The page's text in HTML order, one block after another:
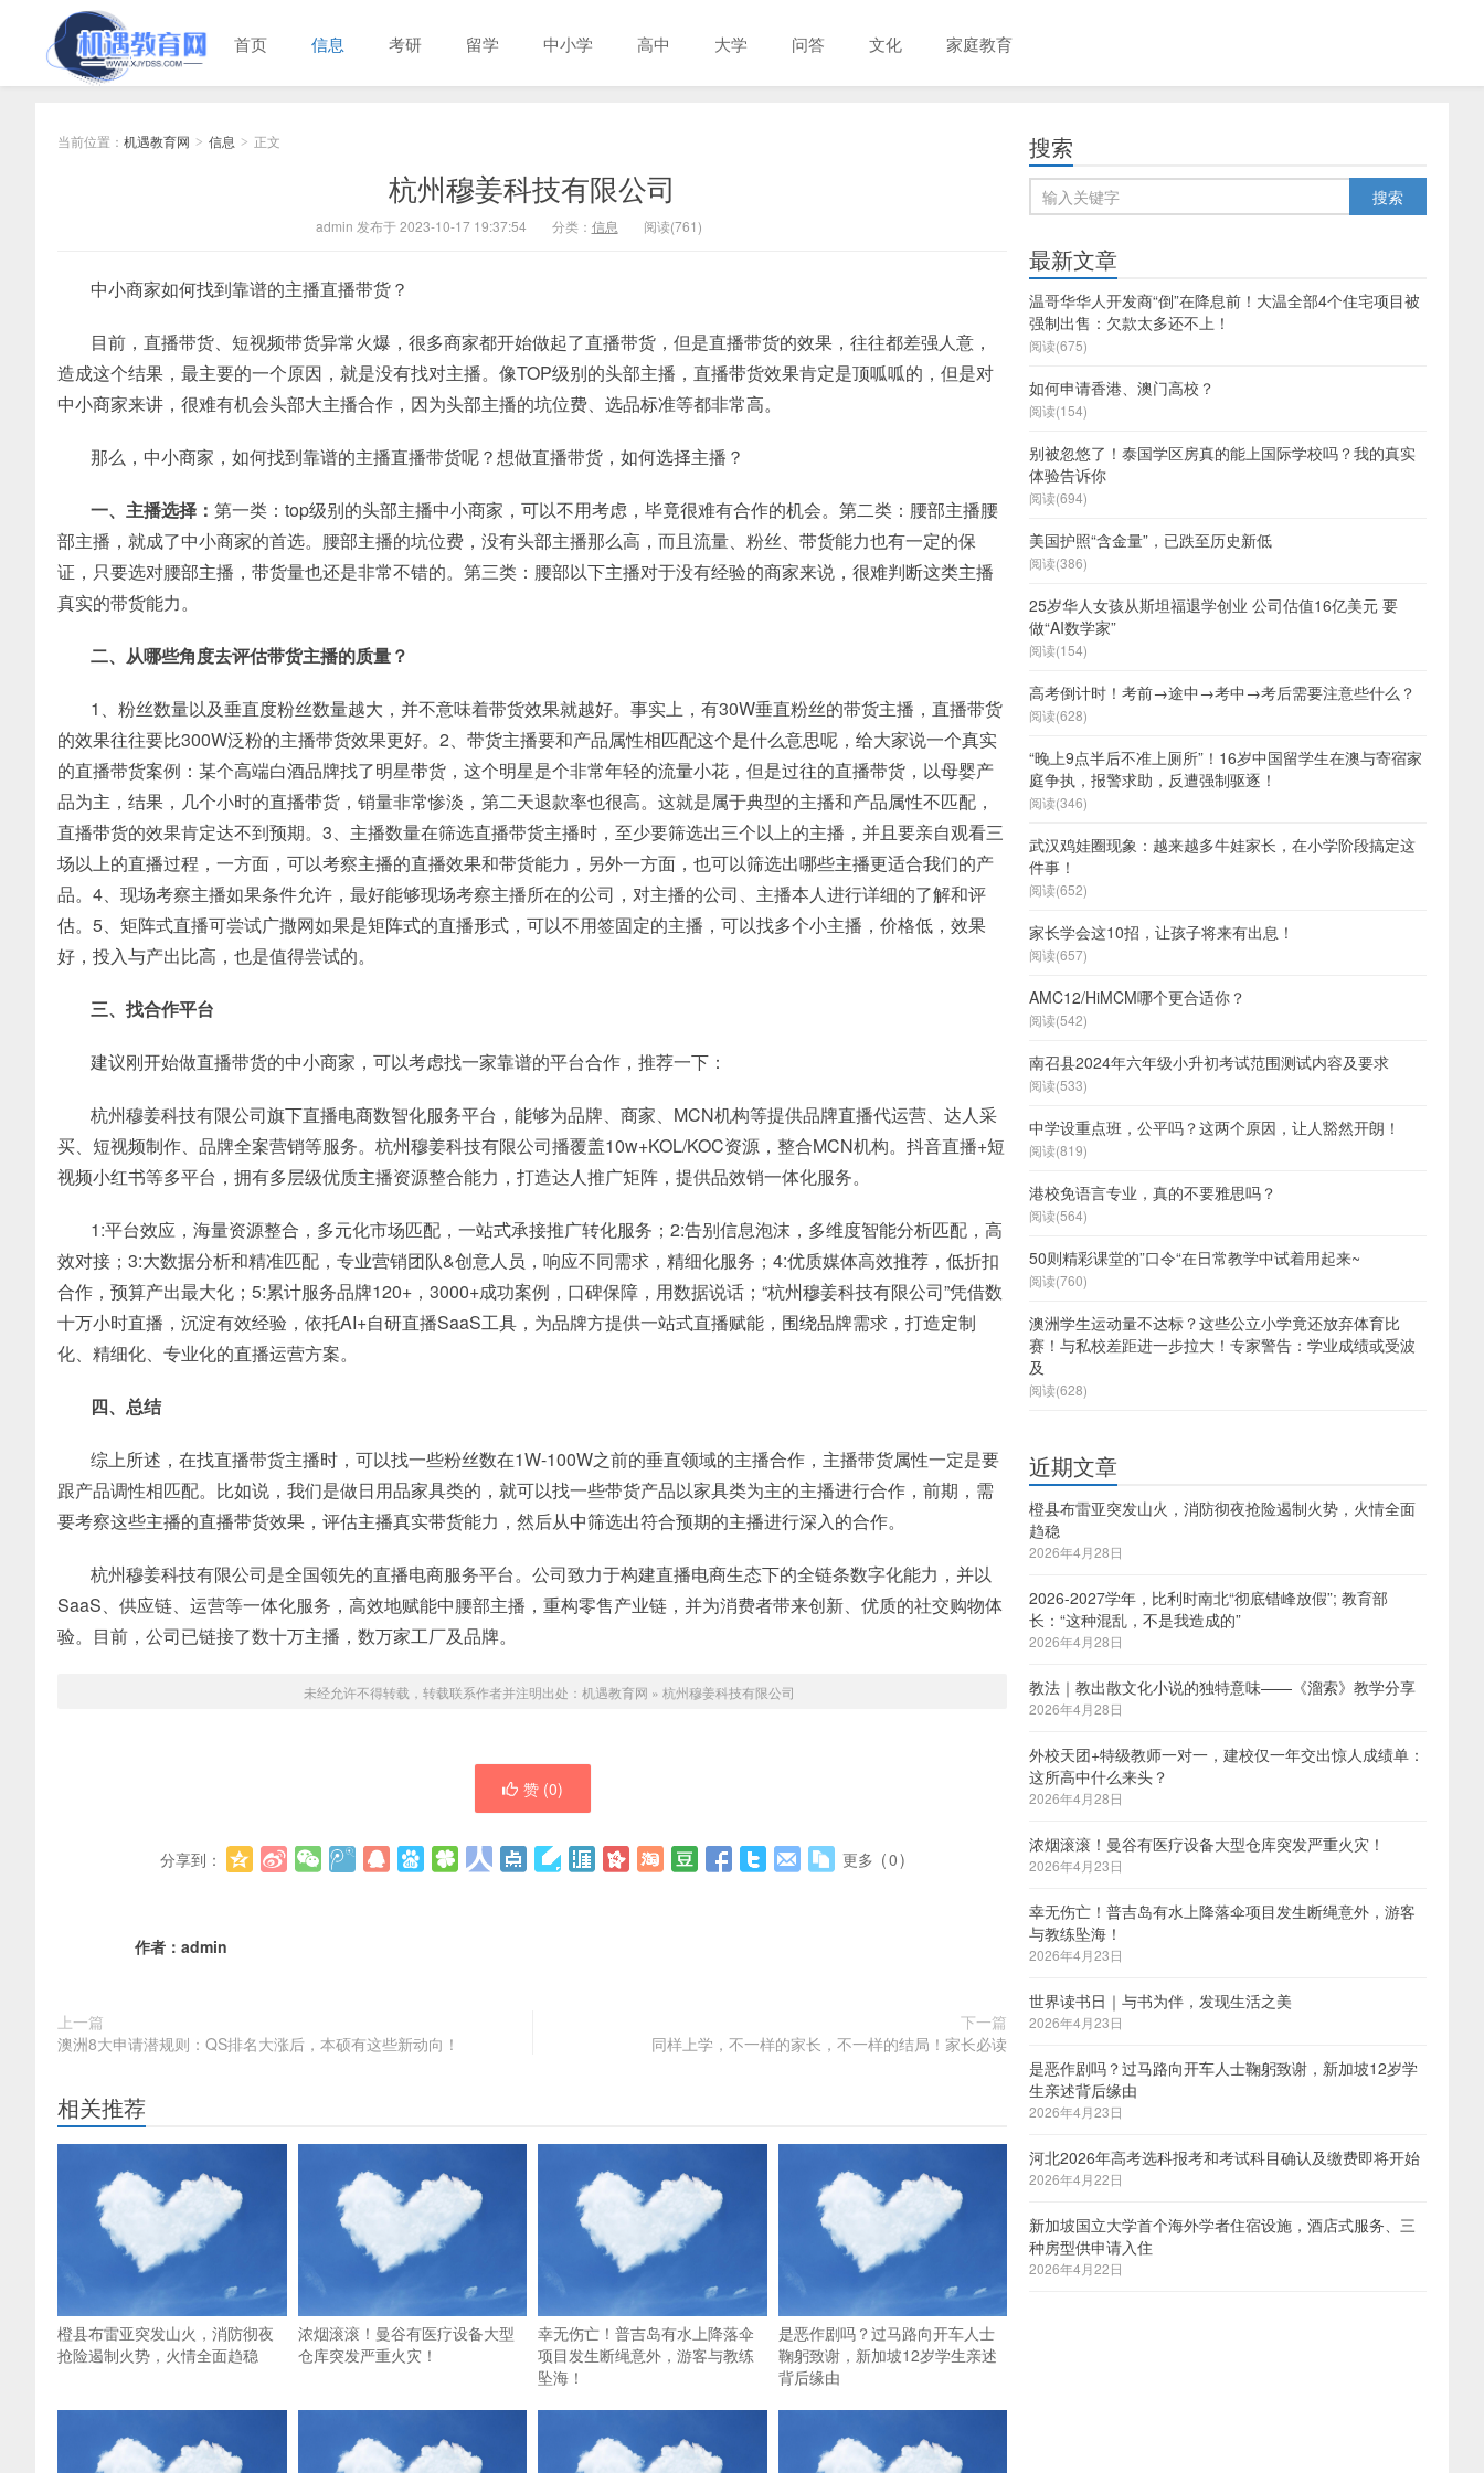
首页 信息 考研 留学 中小学 高中 大学 问答 文化 家庭教育
当前位置： 机遇教育网 > 信息 > 正文
杭州穆姜科技有限公司
admin 发布于 2023-10-17 19:37:54 分类： 信息 阅读(761)
中小商家如何找到靠谱的主播直播带货？
目前，直播带货、短视频带货异常火爆，很多商家都开始做起了直播带货，但是直播带货的效果，往往都差强人意，
造成这个结果，最主要的一个原因，就是没有找对主播。像TOP级别的头部主播，直播带货效果肯定是顶呱呱的，但是对
中小商家来讲，很难有机会头部大主播合作，因为头部主播的坑位费、选品标准等都非常高。
那么，中小商家，如何找到靠谱的主播直播带货呢？想做直播带货，如何选择主播？
一、主播选择： 第一类：top级别的头部主播中小商家，可以不用考虑，毕竟很难有合作的机会。第二类：腰部主播腰
部主播，就成了中小商家的首选。腰部主播的坑位费，没有头部主播那么高，而且流量、粉丝、带货能力也有一定的保
证，只要选对腰部主播，带货量也还是非常不错的。第三类：腰部以下主播对于没有经验的商家来说，很难判断这类主播
真实的带货能力。
二、从哪些角度去评估带货主播的质量？
1、粉丝数量以及垂直度粉丝数量越大，并不意味着带货效果就越好。事实上，有30W垂直粉丝的带货主播，直播带货
的效果往往要比300W泛粉的主播带货效果更好。2、带货主播要和产品属性相匹配这个是什么意思呢，给大家说一个真实
的直播带货案例：某个高端白酒品牌找了明星带货，这个明星是个非常年轻的流量小花，但是过往的直播带货，以母婴产
品为主，结果，几个小时的直播带货，销量非常惨淡，第二天退款率也很高。这就是属于典型的主播和产品属性不匹配，
直播带货的效果肯定达不到预期。3、主播数量在筛选直播带货主播时，至少要筛选出三个以上的主播，并且要亲自观看三
场以上的直播过程，一方面，可以考察主播的直播效果和带货能力，另外一方面，也可以筛选出哪些主播更适合我们的产
品。4、现场考察主播如果条件允许，最好能够现场考察主播所在的公司，对主播的公司、主播本人进行详细的了解和评
估。5、矩阵式直播可尝试广撒网如果是矩阵式的直播形式，可以不用签固定的主播，可以找多个小主播，价格低，效果
好，投入与产出比高，也是值得尝试的。
三、找合作平台
建议刚开始做直播带货的中小商家，可以考虑找一家靠谱的平台合作，推荐一下：
杭州穆姜科技有限公司旗下直播电商数智化服务平台，能够为品牌、商家、MCN机构等提供品牌直播代运营、达人采
买、短视频制作、品牌全案营销等服务。杭州穆姜科技有限公司播覆盖10w+KOL/KOC资源，整合MCN机构。抖音直播+短
视频小红书等多平台，拥有多层级优质主播资源整合能力，打造达人推广矩阵，提供品效销一体化服务。
1:平台效应，海量资源整合，多元化市场匹配，一站式承接推广转化服务；2:告别信息泡沫，多维度智能分析匹配，高
效对接；3:大数据分析和精准匹配，专业营销团队&创意人员，响应不同需求，精细化服务；4:优质媒体高效推荐，低折扣
合作，预算产出最大化；5:累计服务品牌120+，3000+成功案例，口碑保障，用数据说话；“杭州穆姜科技有限公司”凭借数
十万小时直播，沉淀有效经验，依托AI+自研直播SaaS工具，为品牌方提供一站式直播赋能，围绕品牌需求，打造定制
化、精细化、专业化的直播运营方案。
四、总结
综上所述，在找直播带货主播时，可以找一些粉丝数在1W-100W之前的垂直领域的主播合作，主播带货属性一定是要
跟产品调性相匹配。比如说，我们是做日用品家具类的，就可以找一些带货产品以家具类为主的主播进行合作，前期，需
要考察这些主播的直播带货效果，评估主播真实带货能力，然后从中筛选出符合预期的主播进行深入的合作。
杭州穆姜科技有限公司是全国领先的直播电商服务平台。公司致力于构建直播电商生态下的全链条数字化能力，并以
SaaS、供应链、运营等一体化服务，高效地赋能中腰部主播，重构零售产业链，并为消费者带来创新、优质的社交购物体
验。目前，公司已链接了数十万主播，数万家工厂及品牌。
未经允许不得转载，转载联系作者并注明出处： 机遇教育网 » 杭州穆姜科技有限公司
赞 (0)
分享到： 更多 (0)
作者： admin
上一篇
澳洲8大申请潜规则：QS排名大涨后，本硕有这些新动向！
下一篇
同样上学，不一样的家长，不一样的结局！家长必读
相关推荐
橙县布雷亚突发山火，消防彻夜
抢险遏制火势，火情全面趋稳
浓烟滚滚！曼谷有医疗设备大型
仓库突发严重火灾！
幸无伤亡！普吉岛有水上降落伞
项目发生断绳意外，游客与教练
坠海！
是恶作剧吗？过马路向开车人士
鞠躬致谢，新加坡12岁学生亲述
背后缘由
搜索
最新文章
温哥华华人开发商“倒”在降息前！大温全部4个住宅项目被
强制出售：欠款太多还不上！
阅读(675)
如何申请香港、澳门高校？
阅读(154)
别被忽悠了！泰国学区房真的能上国际学校吗？我的真实
体验告诉你
阅读(694)
美国护照“含金量”，已跌至历史新低
阅读(386)
25岁华人女孩从斯坦福退学创业 公司估值16亿美元 要
做“AI数学家”
阅读(154)
高考倒计时！考前→途中→考中→考后需要注意些什么？
阅读(628)
“晚上9点半后不准上厕所”！16岁中国留学生在澳与寄宿家
庭争执，报警求助，反遭强制驱逐！
阅读(346)
武汉鸡娃圈现象：越来越多牛娃家长，在小学阶段搞定这
件事！
阅读(652)
家长学会这10招，让孩子将来有出息！
阅读(657)
AMC12/HiMCM哪个更合适你？
阅读(542)
南召县2024年六年级小升初考试范围测试内容及要求
阅读(533)
中学设重点班，公平吗？这两个原因，让人豁然开朗！
阅读(819)
港校免语言专业，真的不要雅思吗？
阅读(564)
50则精彩课堂的”口令“在日常教学中试着用起来~
阅读(760)
澳洲学生运动量不达标？这些公立小学竟还放弃体育比
赛！与私校差距进一步拉大！专家警告：学业成绩或受波
及
阅读(628)
近期文章
橙县布雷亚突发山火，消防彻夜抢险遏制火势，火情全面
趋稳
2026年4月28日
2026-2027学年，比利时南北“彻底错峰放假”; 教育部
长：“这种混乱，不是我造成的”
2026年4月28日
教法｜教出散文化小说的独特意味——《溜索》教学分享
2026年4月28日
外校天团+特级教师一对一，建校仅一年交出惊人成绩单：
这所高中什么来头？
2026年4月28日
浓烟滚滚！曼谷有医疗设备大型仓库突发严重火灾！
2026年4月23日
幸无伤亡！普吉岛有水上降落伞项目发生断绳意外，游客
与教练坠海！
2026年4月23日
世界读书日｜与书为伴，发现生活之美
2026年4月23日
是恶作剧吗？过马路向开车人士鞠躬致谢，新加坡12岁学
生亲述背后缘由
2026年4月23日
河北2026年高考选科报考和考试科目确认及缴费即将开始
2026年4月22日
新加坡国立大学首个海外学者住宿设施，酒店式服务、三
种房型供申请入住
2026年4月22日